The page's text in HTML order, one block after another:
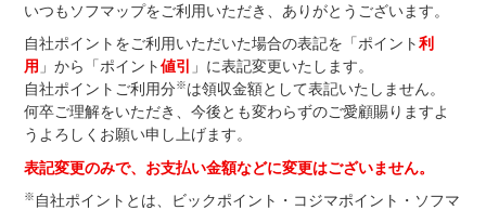
いつもソフマップをご利用いただき、ありがとうございます。
自社ポイントをご利用いただいた場合の表記を「ポイント利
用 」から「ポイント値引
」に表記変更いたします。
自社ポイントご利用分※は領収金額として表記いたしません。
何卒ご理解をいただき、今後とも変わらずのご愛顧賜りますよ
うよろしくお願い申し上げます。
表記変更のみで、お支払い金額などに変更はございません。
※ 自社ポイントとは、ビックポイント・コジマポイント・ソフマ